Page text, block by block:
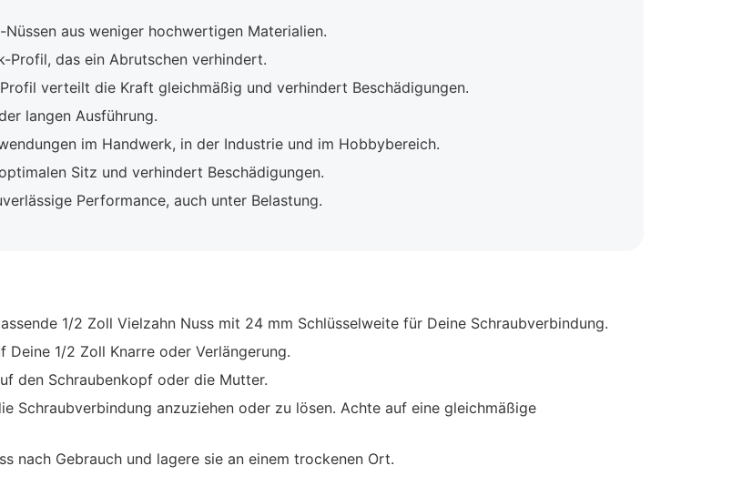
aus weniger hochwertigen Materialien.
Profil, das ein Abrutschen verhindert.
verteilt die Kraft gleichmäßig und verhindert Beschädigungen.
langen Ausführung.
im Handwerk, in der Industrie und im Hobbybereich.
Sitz und verhindert Beschädigungen.
Performance, auch unter Belastung.
1/2 Zoll Vielzahn Nuss mit 24 mm Schlüsselweite für Deine Schraubverbindung.
Deine 1/2 Zoll Knarre oder Verlängerung.
den Schraubenkopf oder die Mutter.
Schraubverbindung anzuziehen oder zu lösen. Achte auf eine gleichmäßige
nach Gebrauch und lagere sie an einem trockenen Ort.